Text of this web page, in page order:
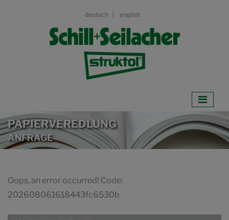
deutsch english
PAPIERVEREDLUNG
ANFRAGE
Oops, an error occurred! Code:
202608061618443fc6530b